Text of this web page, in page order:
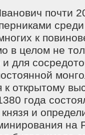
почти
к
в целом не
и для
к открытому
года
и
на